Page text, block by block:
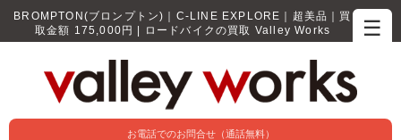
☰
BROMPTON(ブロンプトン)｜C-LINE EXPLORE｜超美品｜買
取金額 175,000円 | ロードバイクの買取 Valley Works
お電話でのお問合せ（通話無料）